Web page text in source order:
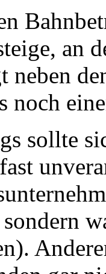
an
neben
noch
sollte